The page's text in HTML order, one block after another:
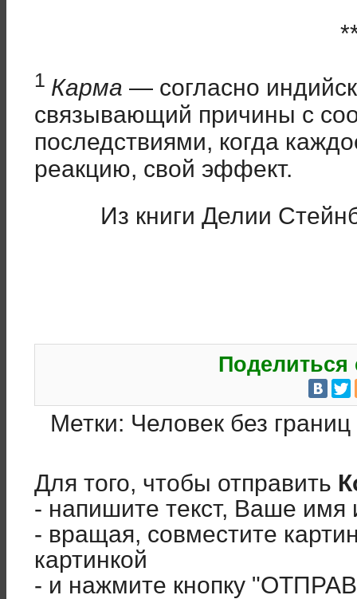
1 Карма — согласно
связывающий причины с
последствиями, когда
реакцию, свой эффект.
Из книги Делии
Поделиться
Метки: Человек без границ
Для того, чтобы отправить
- напишите текст, Ваше имя
- вращая, совместите
картинкой
- и нажмите кнопку